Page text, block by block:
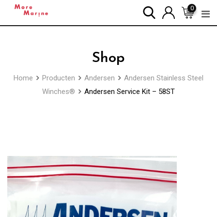
0
Shop
Home Producten Andersen
Andersen Stainless Steel
Winches®
Andersen Service Kit – 58ST